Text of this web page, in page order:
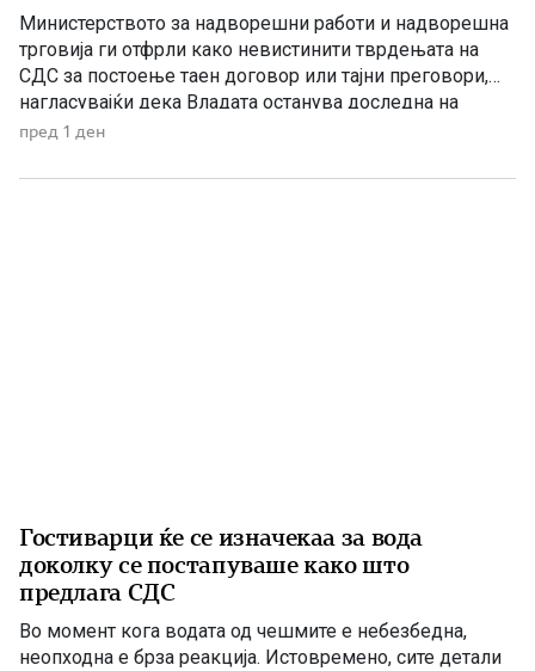
Министерството за надворешни работи и надворешна
трговија ги отфрли како невистинити тврдењата на
СДС за постоење таен договор или тајни преговори,
нагласувајќи дека Владата останува доследна на
утврдените државни позиции и нема да прифати
идентитетот, јазикот и историјата. „Денешната прес-
пред 1 ден
Гостиварци ќе се изначекаа за вода
доколку се постапуваше како што
предлага СДС
Во момент кога водата од чешмите е небезбедна,
неопходна е брза реакција. Истовремено, сите детали